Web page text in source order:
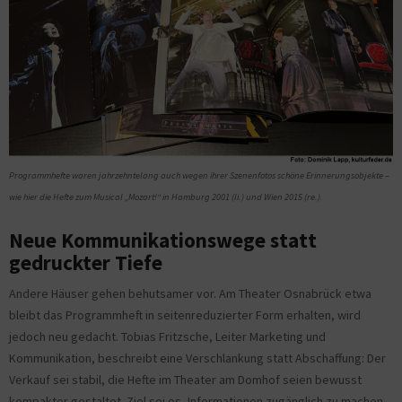
Programmhefte waren jahrzehntelang auch wegen ihrer Szenenfotos schöne Erinnerungsobjekte –
wie hier die Hefte zum Musical „Mozart!“ in Hamburg 2001 (li.) und Wien 2015 (re.).
Neue Kommunikationswege statt
gedruckter Tiefe
Andere Häuser gehen behutsamer vor. Am Theater Osnabrück etwa
bleibt das Programmheft in seitenreduzierter Form erhalten, wird
jedoch neu gedacht. Tobias Fritzsche, Leiter Marketing und
Kommunikation, beschreibt eine Verschlankung statt Abschaffung: Der
Verkauf sei stabil, die Hefte im Theater am Domhof seien bewusst